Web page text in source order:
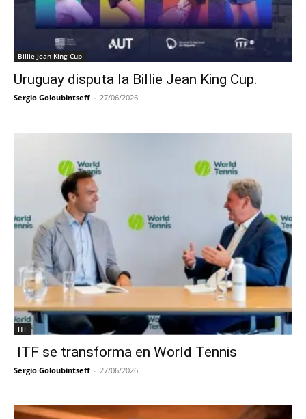
Billie Jean King Cup
Uruguay disputa la Billie Jean King Cup.
Sergio Goloubintseff - 27/06/2026
ITF
ITF se transforma en World Tennis
Sergio Goloubintseff - 27/06/2026